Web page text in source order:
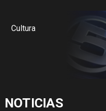
Cultura
NOTICIAS